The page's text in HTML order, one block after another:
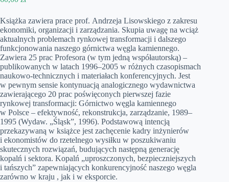
Książka zawiera prace prof. Andrzeja Lisowskiego z zakresu
ekonomiki, organizacji i zarządzania. Skupia uwagę na wciąż
aktualnych problemach rynkowej transformacji i dalszego
funkcjonowania naszego górnictwa węgla kamiennego.
Zawiera 25 prac Profesora (w tym jedną współautorską) –
publikowanych w latach 1996–2005 w różnych czasopismach
naukowo-technicznych i materiałach konferencyjnych. Jest
w pewnym sensie kontynuacją analogicznego wydawnictwa
zawierającego 20 prac poświęconych pierwszej fazie
rynkowej transformacji: Górnictwo węgla kamiennego
w Polsce – efektywność, rekonstrukcja, zarządzanie, 1989–
1995 (Wydaw. „Śląsk”, 1996). Podstawową intencją
przekazywaną w książce jest zachęcenie kadry inżynierów
i ekonomistów do rzetelnego wysiłku w poszukiwaniu
skutecznych rozwiązań, budujących następną generację
kopalń i sektora. Kopalń „uproszczonych, bezpieczniejszych
i tańszych” zapewniających konkurencyjność naszego węgla
zarówno w kraju , jak i w eksporcie.